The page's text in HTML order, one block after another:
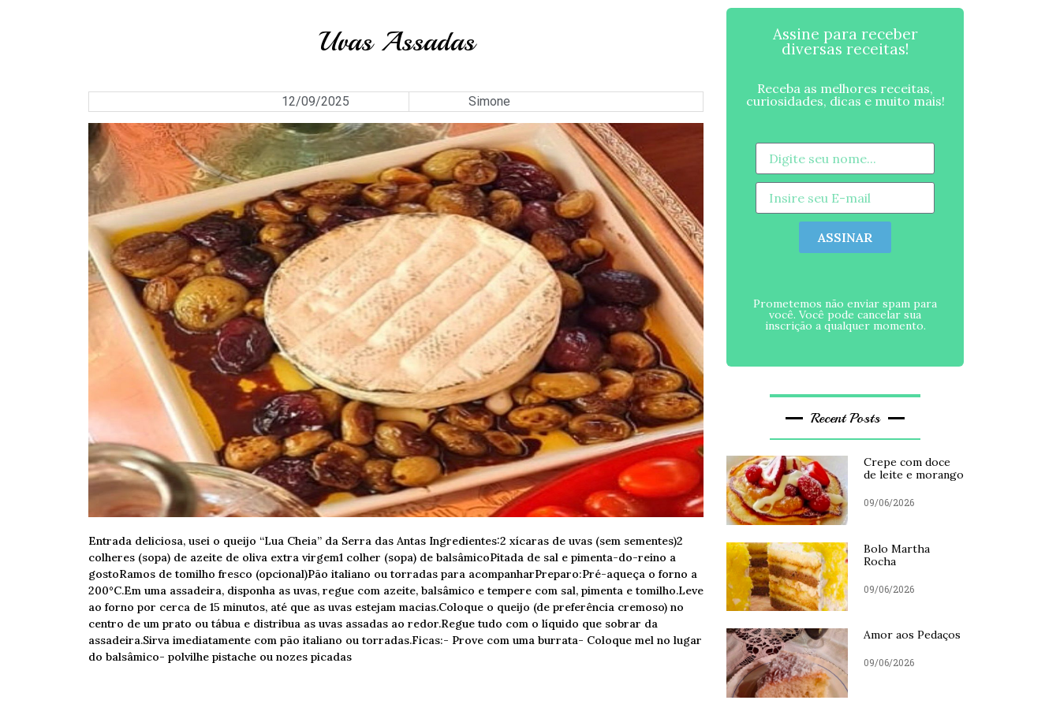
Uvas Assadas
12/09/2025 Simone
Entrada deliciosa, usei o queijo “Lua Cheia” da Serra das Antas Ingredientes:2 xícaras de uvas (sem sementes)2
colheres (sopa) de azeite de oliva extra virgem1 colher (sopa) de balsâmicoPitada de sal e pimenta-do-reino a
gostoRamos de tomilho fresco (opcional)Pão italiano ou torradas para acompanharPreparo:Pré-aqueça o forno a
200°C.Em uma assadeira, disponha as uvas, regue com azeite, balsâmico e tempere com sal, pimenta e tomilho.Leve
ao forno por cerca de 15 minutos, até que as uvas estejam macias.Coloque o queijo (de preferência cremoso) no
centro de um prato ou tábua e distribua as uvas assadas ao redor.Regue tudo com o líquido que sobrar da
assadeira.Sirva imediatamente com pão italiano ou torradas.Ficas:- Prove com uma burrata- Coloque mel no lugar
do balsâmico- polvilhe pistache ou nozes picadas
Assine para receber
diversas receitas!
Receba as melhores receitas,
curiosidades, dicas e muito mais!
ASSINAR
Prometemos não enviar spam para
você. Você pode cancelar sua
inscrição a qualquer momento.
Recent Posts
Crepe com doce
de leite e morango
09/06/2026
Bolo Martha
Rocha
09/06/2026
Amor aos Pedaços
09/06/2026